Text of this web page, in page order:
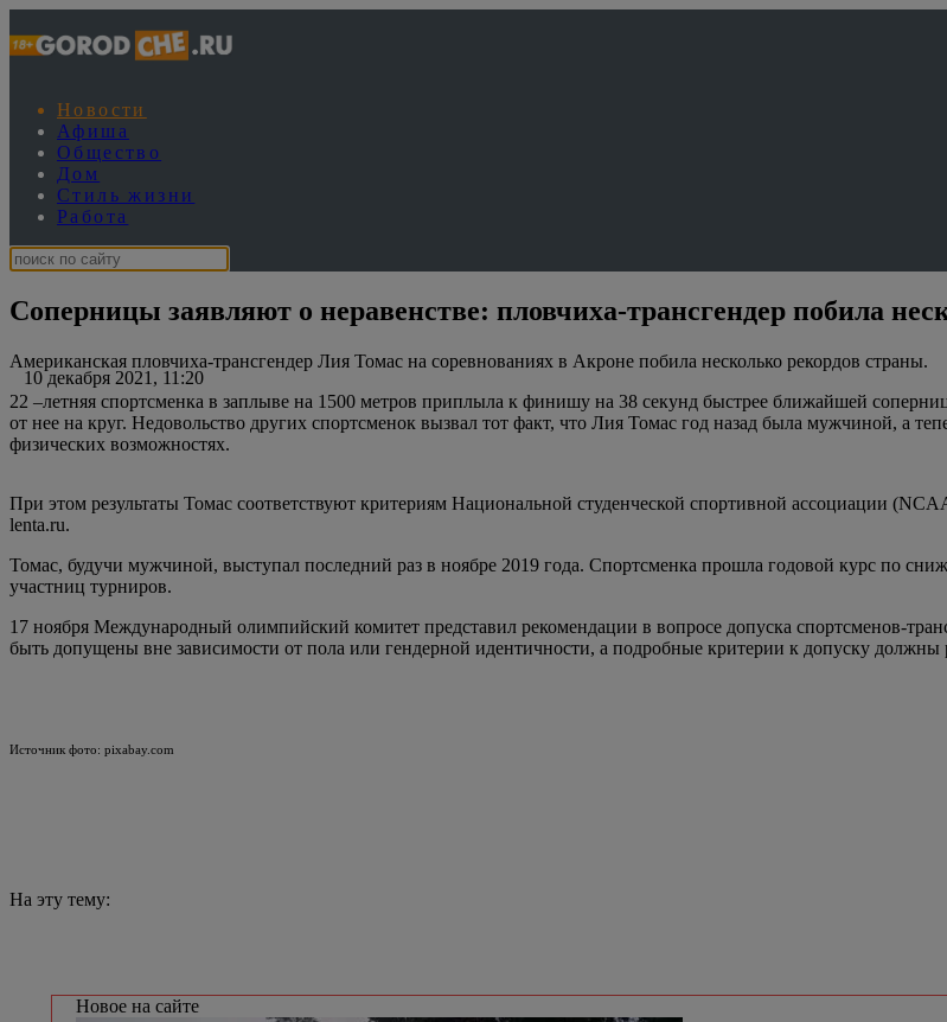
Новости
Афиша
Общество
Дом
Стиль жизни
Работа
Соперницы заявляют о неравенстве: пловчиха-трансгендер побила
10 декабря 2021, 11:20
Американская пловчиха-трансгендер Лия Томас на соревнованиях в Акроне побила несколько рекордов страны.
22 –летняя спортсменка в заплыве на 1500 метров приплыла к финишу на 38 секунд быстрее ближайшей
от нее на круг. Недовольство других спортсменок вызвал тот факт, что Лия Томас год назад была мужчиной, а
физических возможностях.
При этом результаты Томас соответствуют критериям Национальной студенческой спортивной ассоциации
lenta.ru.
Томас, будучи мужчиной, выступал последний раз в ноябре 2019 года. Спортсменка прошла годовой курс по
участниц турниров.
17 ноября Международный олимпийский комитет представил рекомендации в вопросе допуска спортсменов-
быть допущены вне зависимости от пола или гендерной идентичности, а подробные критерии к допуску должны
Источник фото: pixabay.com
На эту тему:
Новое на сайте